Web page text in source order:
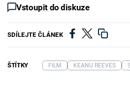
Vstoupit do diskuze
SDÍLEJTE ČLÁNEK
ŠTÍTKY FILM KEANU REEVES